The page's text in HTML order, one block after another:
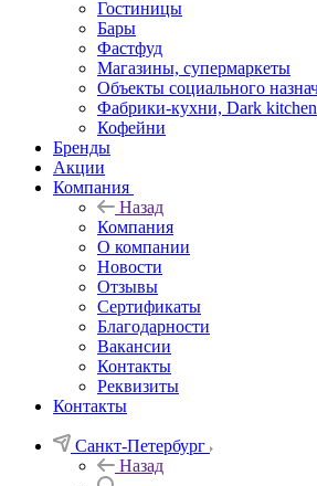
Гостиницы
Бары
Фастфуд
Магазины, супермаркеты
Объекты социального
Фабрики-кухни, Dark kitchen
Кофейни
Бренды
Акции
Компания
Назад
Компания
О компании
Новости
Отзывы
Сертификаты
Благодарности
Вакансии
Контакты
Реквизиты
Контакты
Санкт-Петербург
Назад